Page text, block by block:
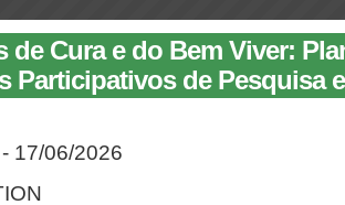
de Cura e do Bem Viver:
Participativos de Pesquisa
17/06/2026